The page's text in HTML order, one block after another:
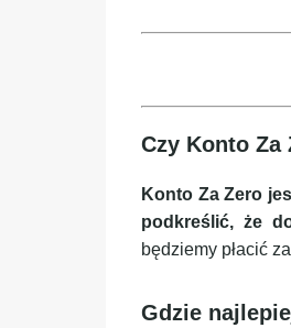
Czy Konto Za
Konto Za Zero
podkreślić, że
będziemy płacić
Gdzie